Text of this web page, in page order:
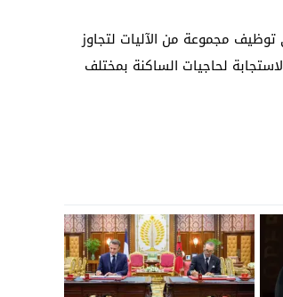
توظيف مجموعة من الآليات لتجاوز
لحاجيات الساكنة بمختلف